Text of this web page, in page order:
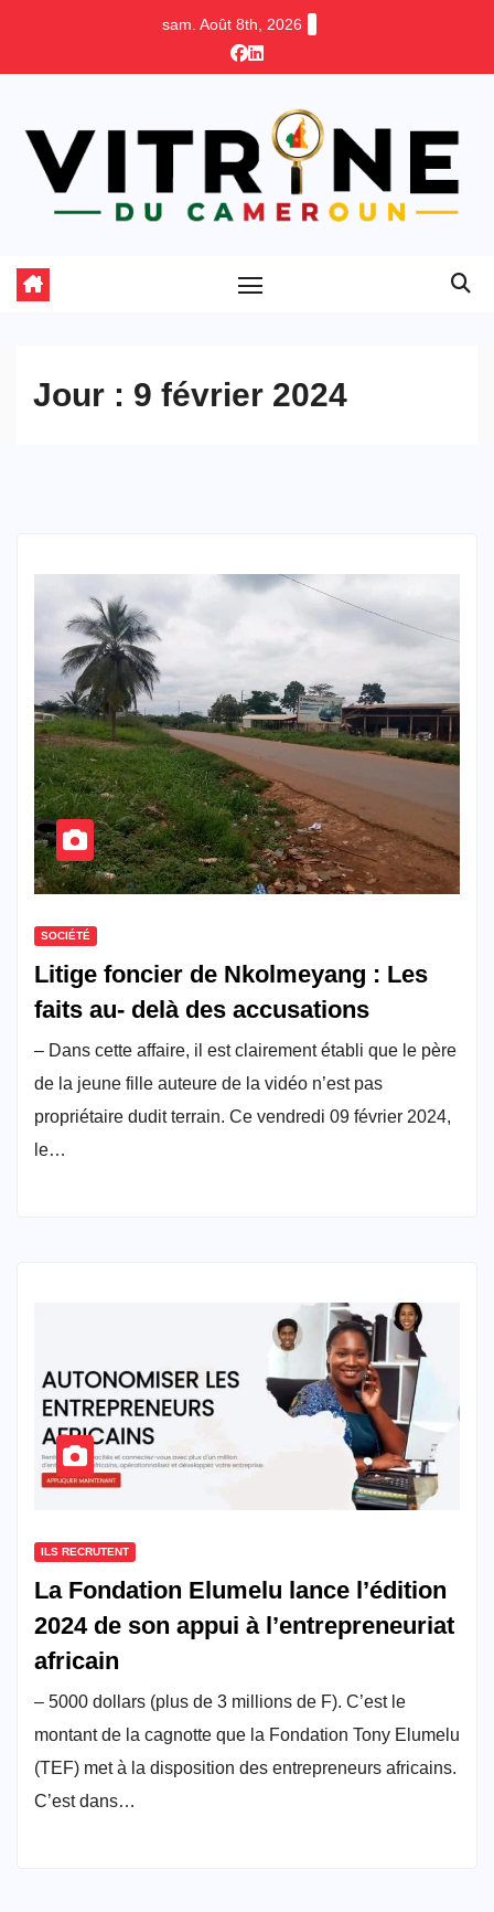
sam. Août 8th, 2026
Jour : 9 février 2024
SOCIÉTÉ
Litige foncier de Nkolmeyang : Les
faits au- delà des accusations
– Dans cette affaire, il est clairement établi que le père
de la jeune fille auteure de la vidéo n’est pas
propriétaire dudit terrain. Ce vendredi 09 février 2024,
le…
ILS RECRUTENT
La Fondation Elumelu lance l’édition
2024 de son appui à l’entrepreneuriat
africain
– 5000 dollars (plus de 3 millions de F). C’est le
montant de la cagnotte que la Fondation Tony Elumelu
(TEF) met à la disposition des entrepreneurs africains.
C’est dans…